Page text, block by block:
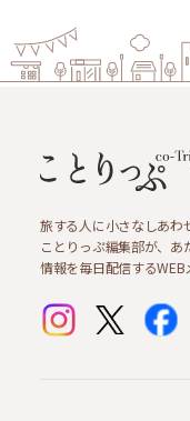
旅する人に小さなしあわ
ことりっぷ編集部が、あ
情報を毎日配信するWEB